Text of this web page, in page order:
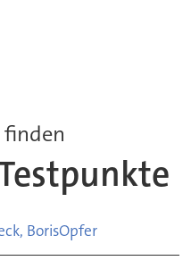
finden
BorisOpfer